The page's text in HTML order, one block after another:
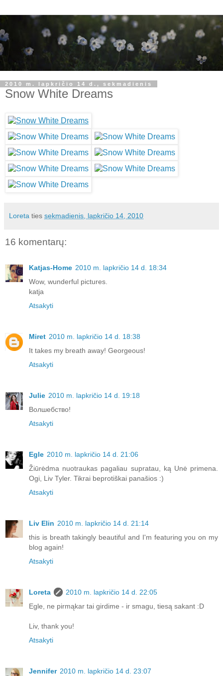
2010 m. lapkričio 14 d., sekmadienis
Snow White Dreams
Loreta ties sekmadienis, lapkričio 14, 2010
16 komentarų:
Katjas-Home 2010 m. lapkričio 14 d. 18:34
Wow, wunderful pictures.
katja
Atsakyti
Miret 2010 m. lapkričio 14 d. 18:38
It takes my breath away! Georgeous!
Atsakyti
Julie 2010 m. lapkričio 14 d. 19:18
Волшебство!
Atsakyti
Egle 2010 m. lapkričio 14 d. 21:06
Žiūrėdma nuotraukas pagaliau supratau, ką Unė primena.
Ogi, Liv Tyler. Tikrai beprotiškai panašios :)
Atsakyti
Liv Elin 2010 m. lapkričio 14 d. 21:14
this is breath takingly beautiful and I'm featuring you on my
blog again!
Atsakyti
Loreta
2010 m. lapkričio 14 d. 22:05
Egle, ne pirmąkar tai girdime - ir smagu, tiesą sakant :D
Liv, thank you!
Atsakyti
Jennifer 2010 m. lapkričio 14 d. 23:07